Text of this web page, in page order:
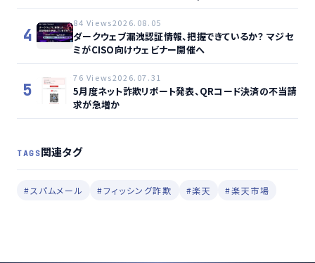
監視、動的サイト…
4
84 Views2026.08.05
ダークウェブ漏洩認証情報、把握できているか？ マジセ
ミがCISO向けウェビナー開催へ
5
76 Views2026.07.31
5月度ネット詐欺リポート発表、QRコード決済の不当請
求が急増か
TAGS関連タグ
#スパムメール #フィッシング詐欺 #楽天 #楽天市場